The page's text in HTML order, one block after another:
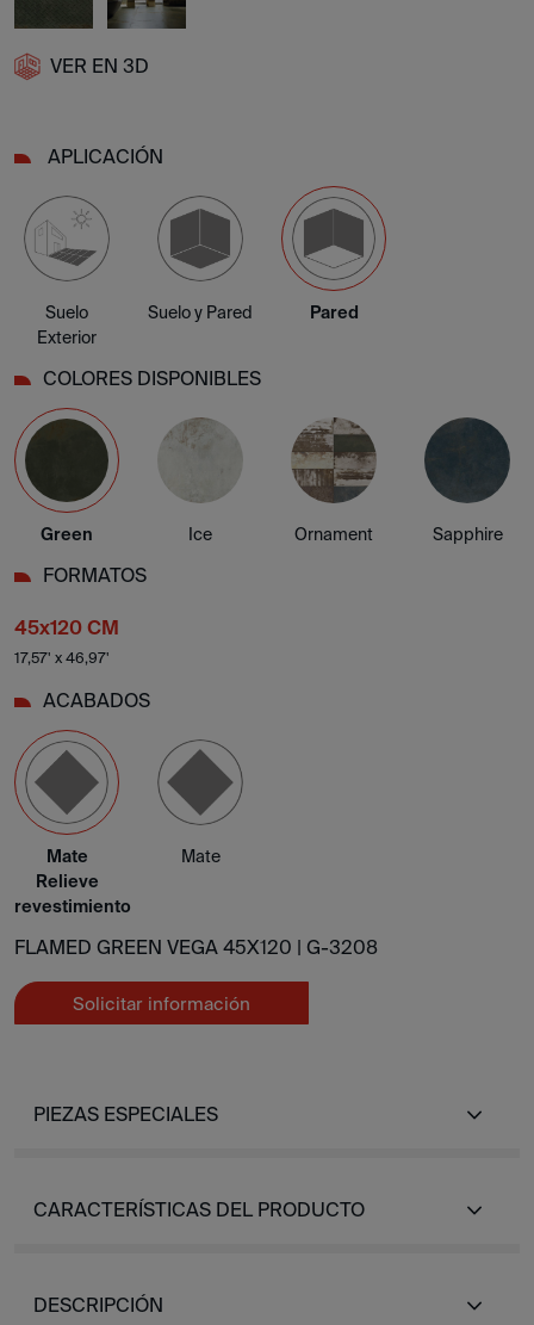
VER EN 3D
APLICACIÓN
Suelo
Exterior
Suelo y Pared Pared
COLORES DISPONIBLES
Green Ice Ornament Sapphire
FORMATOS
45x120 CM
17,57' x 46,97'
ACABADOS
Mate
Relieve
revestimiento
Mate
FLAMED GREEN VEGA 45X120 | G-3208
Solicitar información
PIEZAS ESPECIALES
CARACTERÍSTICAS DEL PRODUCTO
DESCRIPCIÓN